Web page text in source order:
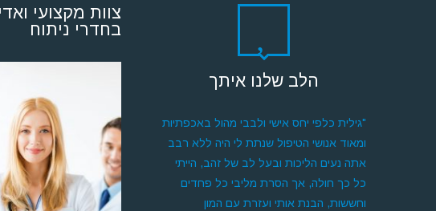
הלב שלנו איתך
"גילית כלפי יחס אישי ולבבי מהול באכפתיות
ומאוד אנושי הטיפול שנתת לי היה ללא רבב
אתה נעים הליכות ובעל לב של זהב, הייתי
כל כך חולה, אך הסרת מליבי כל פחדים
וחששות, הבנת אותי ועזרת עם המון
צוות מקצועי
בחדרי ניתוח